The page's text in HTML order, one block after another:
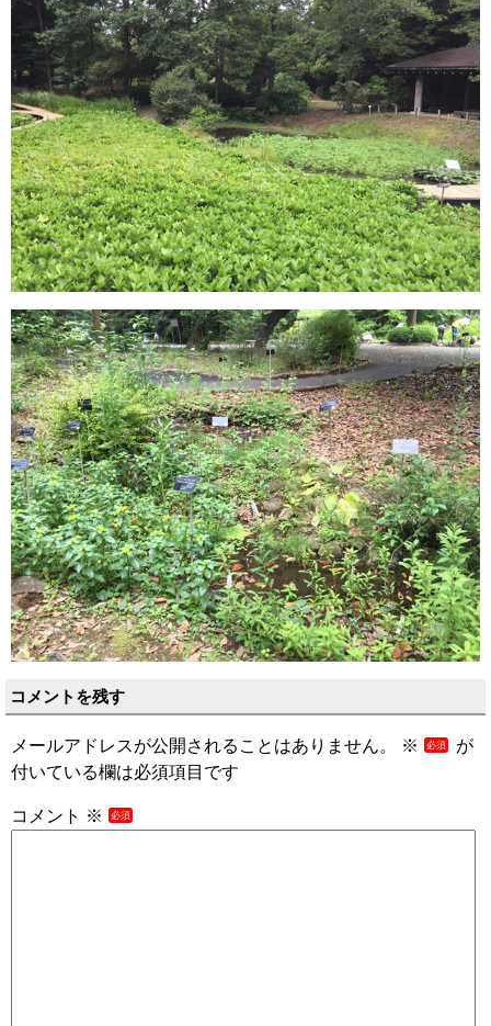
コメントを残す
メールアドレスが公開されることはありません。 ※
が
付いている欄は必須項目です
コメント ※